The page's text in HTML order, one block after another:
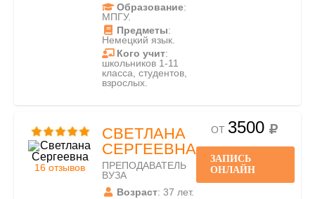
Образование:
МПГУ.
Предметы:
Немецкий язык.
Кого учит:
школьников 1-11
класса, студентов,
взрослых.
16 отзывов
СВЕТЛАНА
СЕРГЕЕВНА
ПРЕПОДАВАТЕЛЬ
ВУЗА
Возраст: 37 лет.
ОТ 3500
ЗАПИСЬ
ОНЛАЙН